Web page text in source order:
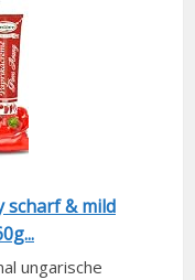
scharf & mild
ungarische